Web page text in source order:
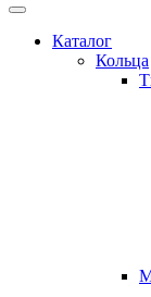
Каталог
Кольца